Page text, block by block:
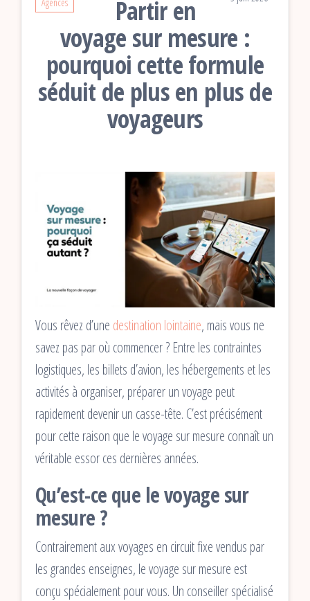
Partir en
voyage sur mesure :
pourquoi cette formule
séduit de plus en plus de
voyageurs
Vous rêvez d’une destination lointaine, mais vous ne
savez pas par où commencer ? Entre les contraintes
logistiques, les billets d’avion, les hébergements et les
activités à organiser, préparer un voyage peut
rapidement devenir un casse-tête. C’est précisément
pour cette raison que le voyage sur mesure connaît un
véritable essor ces dernières années.
Qu’est-ce que le voyage sur
mesure ?
Contrairement aux voyages en circuit fixe vendus par
les grandes enseignes, le voyage sur mesure est
conçu spécialement pour vous. Un conseiller spécialisé